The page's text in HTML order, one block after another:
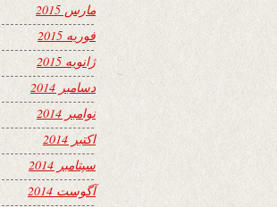
مارس 2015
فوریه 2015
ژانویه 2015
دسامبر 2014
نوامبر 2014
اکتبر 2014
سپتامبر 2014
آگوست 2014